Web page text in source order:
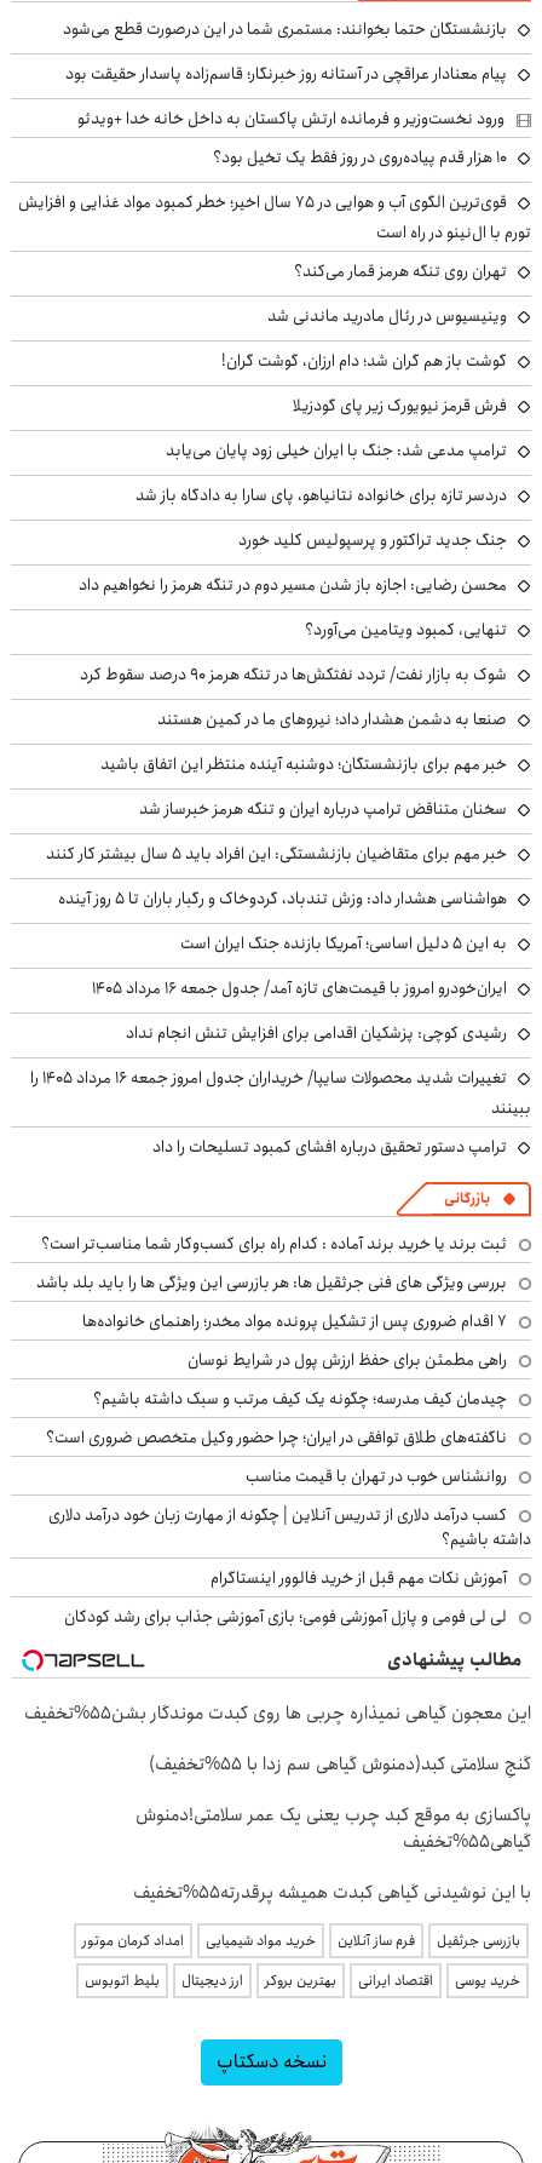
بازنشستگان حتما بخوانند: مستمری شما در این درصورت قطع می‌شود
پیام معنادار عراقچی در آستانه روز خبرنگار؛ قاسم‌زاده پاسدار حقیقت بود
ورود نخست‌وزیر و فرمانده ارتش پاکستان به داخل خانه خدا +ویدئو
۱۰ هزار قدم پیاده‌روی در روز فقط یک تخیل بود؟
قوی‌ترین الگوی آب و هوایی در ۷۵ سال اخیر؛ خطر کمبود مواد غذایی و افزایش
تورم با ال‌نینو در راه است
تهران روی تنگه هرمز قمار می‌کند؟
وینیسیوس در رئال مادرید ماندنی شد
گوشت باز هم گران شد؛ دام ارزان، گوشت گران!
فرش قرمز نیویورک زیر پای گودزیلا
ترامپ مدعی شد: جنگ با ایران خیلی زود پایان می‌یابد
دردسر تازه برای خانواده نتانیاهو، پای سارا به دادگاه باز شد
جنگ جدید تراکتور و پرسپولیس کلید خورد
محسن رضایی: اجازه باز شدن مسیر دوم در تنگه هرمز را نخواهیم داد
تنهایی، کمبود ویتامین می‌آورد؟
شوک به بازار نفت/ تردد نفتکش‌ها در تنگه هرمز ۹۰ درصد سقوط کرد
صنعا به دشمن هشدار داد؛ نیروهای ما در کمین هستند
خبر مهم برای بازنشستگان؛ دوشنبه آینده منتظر این اتفاق باشید
سخنان متناقض ترامپ درباره ایران و تنگه هرمز خبرساز شد
خبر مهم برای متقاضیان بازنشستگی: این افراد باید ۵ سال بیشتر کار کنند
هواشناسی هشدار داد: وزش تندباد، گردوخاک و رگبار باران تا ۵ روز آینده
به این ۵ دلیل اساسی؛ آمریکا بازنده جنگ ایران است
ایران‌خودرو امروز با قیمت‌های تازه آمد/ جدول جمعه ۱۶ مرداد ۱۴۰۵
رشیدی کوچی: پزشکیان اقدامی برای افزایش تنش انجام نداد
تغییرات شدید محصولات سایپا/ خریداران جدول امروز جمعه ۱۶ مرداد ۱۴۰۵ را
ببینند
ترامپ دستور تحقیق درباره افشای کمبود تسلیحات را داد
بازرگانی
ثبت برند یا خرید برند آماده : کدام راه برای کسب‌وکار شما مناسب‌تر است؟
بررسی ویژگی های فنی جرثقیل ها: هر بازرسی این ویژگی ها را باید بلد باشد
۷ اقدام ضروری پس از تشکیل پرونده مواد مخدر؛ راهنمای خانواده‌ها
راهی مطمئن برای حفظ ارزش پول در شرایط نوسان
چیدمان کیف مدرسه؛ چگونه یک کیف مرتب و سبک داشته باشیم؟
ناگفته‌های طلاق توافقی در ایران؛ چرا حضور وکیل متخصص ضروری است؟
روانشناس خوب در تهران با قیمت مناسب
کسب درآمد دلاری از تدریس آنلاین | چگونه از مهارت زبان خود درآمد دلاری
داشته باشیم؟
آموزش نکات مهم قبل از خرید فالوور اینستاگرام
لی لی فومی و پازل آموزشی فومی؛ بازی آموزشی جذاب برای رشد کودکان
مطالب پیشنهادی
این معجون گیاهی نمیذاره چربی ها روی کبدت موندگار بشن55%تخفیف
گنجِ سلامتی کبد(دمنوش گیاهی سم زدا با 55%تخفیف)
پاکسازی به موقع کبد چرب یعنی یک عمر سلامتی!دمنوش
گیاهی55%تخفیف
با این نوشیدنی گیاهی کبدت همیشه پرقدرته55%تخفیف
بازرسی جرثقیل فرم ساز آنلاین خرید مواد شیمیایی
امداد کرمان موتور
خرید یوسی
اقتصاد ایرانی بهترین بروکر ارز دیجیتال بلیط اتوبوس
نسخه دسکتاپ